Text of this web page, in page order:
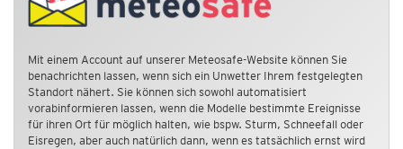
Mit einem Account auf unserer Meteosafe-Website können Sie
benachrichten lassen, wenn sich ein Unwetter Ihrem festgelegten
Standort nähert. Sie können sich sowohl automatisiert
vorabinformieren lassen, wenn die Modelle bestimmte Ereignisse
für ihren Ort für möglich halten, wie bspw. Sturm, Schneefall oder
Eisregen, aber auch natürlich dann, wenn es tatsächlich ernst wird